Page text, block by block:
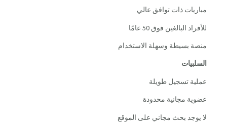
مباريات ذات توافق عالي
للأفراد البالغين فوق 50 عامًا
منصة بسيطة وسهلة الاستخدام
السلبيات
عملية تسجيل طويلة
عضوية مجانية محدودة
لا يوجد بحث مجاني على الموقع